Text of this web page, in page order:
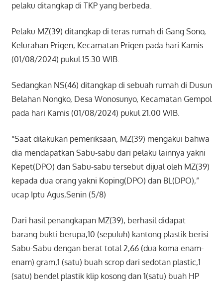
pelaku ditangkap di TKP yang berbeda.
Pelaku MZ(39) ditangkap di teras rumah di Gang Sono,
Kelurahan Prigen, Kecamatan Prigen pada hari Kamis
(01/08/2024) pukul 15.30 WIB.
Sedangkan NS(46) ditangkap di sebuah rumah di Dusun
Belahan Nongko, Desa Wonosunyo, Kecamatan Gempol
pada hari Kamis (01/08/2024) pukul 21.00 WIB.
“Saat dilakukan pemeriksaan, MZ(39) mengakui bahwa
dia mendapatkan Sabu-sabu dari pelaku lainnya yakni
Kepet(DPO) dan Sabu-sabu tersebut dijual oleh MZ(39)
kepada dua orang yakni Koping(DPO) dan BL(DPO),”
ucap Iptu Agus,Senin (5/8)
Dari hasil penangkapan MZ(39), berhasil didapat
barang bukti berupa,10 (sepuluh) kantong plastik berisi
Sabu-Sabu dengan berat total 2,66 (dua koma enam-
enam) gram,1 (satu) buah scrop dari sedotan plastic,1
(satu) bendel plastik klip kosong dan 1(satu) buah HP